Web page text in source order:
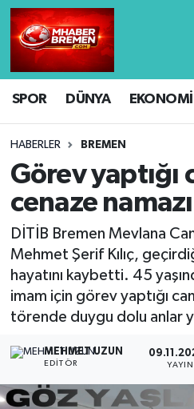
SPOR DÜNYA EKONOMİ
HABERLER BREMEN
Görev yaptığı
cenaze namazı
DİTİB Bremen Mevlana
Mehmet Şerif Kılıç,
hayatını kaybetti. 45
imam için görev yaptığı
törende duygu dolu anlar
MEHMET UZUN
EDITÖR
Hava Durumu
Trafik Durumu
Süper Lig Puan Durumu
Tüm Manşetler
Haber Arşivi